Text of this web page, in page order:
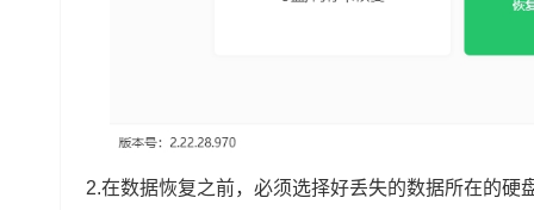
2.在数据恢复之前，必须选择好丢失的数据所在的硬